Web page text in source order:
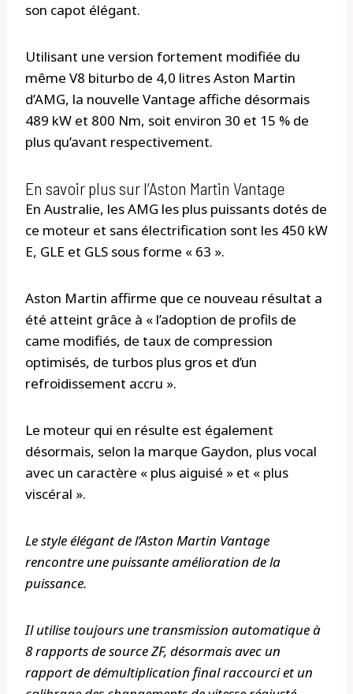
son capot élégant.
Utilisant une version fortement modifiée du
même V8 biturbo de 4,0 litres Aston Martin
d’AMG, la nouvelle Vantage affiche désormais
489 kW et 800 Nm, soit environ 30 et 15 % de
plus qu’avant respectivement.
En savoir plus sur l’Aston Martin Vantage
En Australie, les AMG les plus puissants dotés de
ce moteur et sans électrification sont les 450 kW
E, GLE et GLS sous forme « 63 ».
Aston Martin affirme que ce nouveau résultat a
été atteint grâce à « l’adoption de profils de
came modifiés, de taux de compression
optimisés, de turbos plus gros et d’un
refroidissement accru ».
Le moteur qui en résulte est également
désormais, selon la marque Gaydon, plus vocal
avec un caractère « plus aiguisé » et « plus
viscéral ».
Le style élégant de l’Aston Martin Vantage
rencontre une puissante amélioration de la
puissance.
Il utilise toujours une transmission automatique à
8 rapports de source ZF, désormais avec un
rapport de démultiplication final raccourci et un